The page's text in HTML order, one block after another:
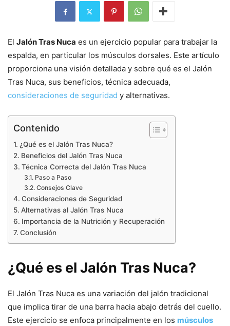
El Jalón Tras Nuca es un ejercicio popular para trabajar la
espalda, en particular los músculos dorsales. Este artículo
proporciona una visión detallada y sobre qué es el Jalón
Tras Nuca, sus beneficios, técnica adecuada,
consideraciones de seguridad y alternativas.
Contenido
¿Qué es el Jalón Tras Nuca?
Beneficios del Jalón Tras Nuca
Técnica Correcta del Jalón Tras Nuca
Paso a Paso
Consejos Clave
Consideraciones de Seguridad
Alternativas al Jalón Tras Nuca
Importancia de la Nutrición y Recuperación
Conclusión
¿Qué es el Jalón Tras Nuca?
El Jalón Tras Nuca es una variación del jalón tradicional
que implica tirar de una barra hacia abajo detrás del cuello.
Este ejercicio se enfoca principalmente en los músculos